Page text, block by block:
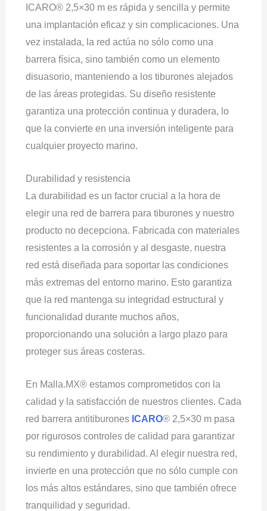
ICARO® 2,5×30 m es rápida y sencilla y permite
una implantación eficaz y sin complicaciones. Una
vez instalada, la red actúa no sólo como una
barrera física, sino también como un elemento
disuasorio, manteniendo a los tiburones alejados
de las áreas protegidas. Su diseño resistente
garantiza una protección continua y duradera, lo
que la convierte en una inversión inteligente para
cualquier proyecto marino.
Durabilidad y resistencia
La durabilidad es un factor crucial a la hora de
elegir una red de barrera para tiburones y nuestro
producto no decepciona. Fabricada con materiales
resistentes a la corrosión y al desgaste, nuestra
red está diseñada para soportar las condiciones
más extremas del entorno marino. Esto garantiza
que la red mantenga su integridad estructural y
funcionalidad durante muchos años,
proporcionando una solución a largo plazo para
proteger sus áreas costeras.
En Malla.MX® estamos comprometidos con la
calidad y la satisfacción de nuestros clientes. Cada
red barrera antitiburones ICARO® 2,5×30 m pasa
por rigurosos controles de calidad para garantizar
su rendimiento y durabilidad. Al elegir nuestra red,
invierte en una protección que no sólo cumple con
los más altos estándares, sino que también ofrece
tranquilidad y seguridad.